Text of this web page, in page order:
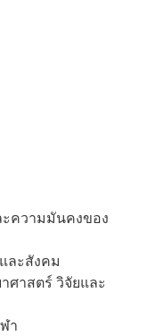
ความมันคงของ
ละสังคม
ศาสตร์ วิจัยและ
า